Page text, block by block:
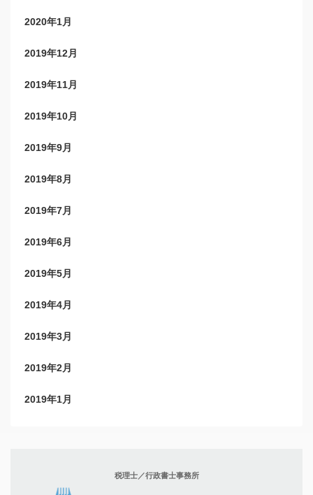
2020年1月
2019年12月
2019年11月
2019年10月
2019年9月
2019年8月
2019年7月
2019年6月
2019年5月
2019年4月
2019年3月
2019年2月
2019年1月
税理士／行政書士事務所